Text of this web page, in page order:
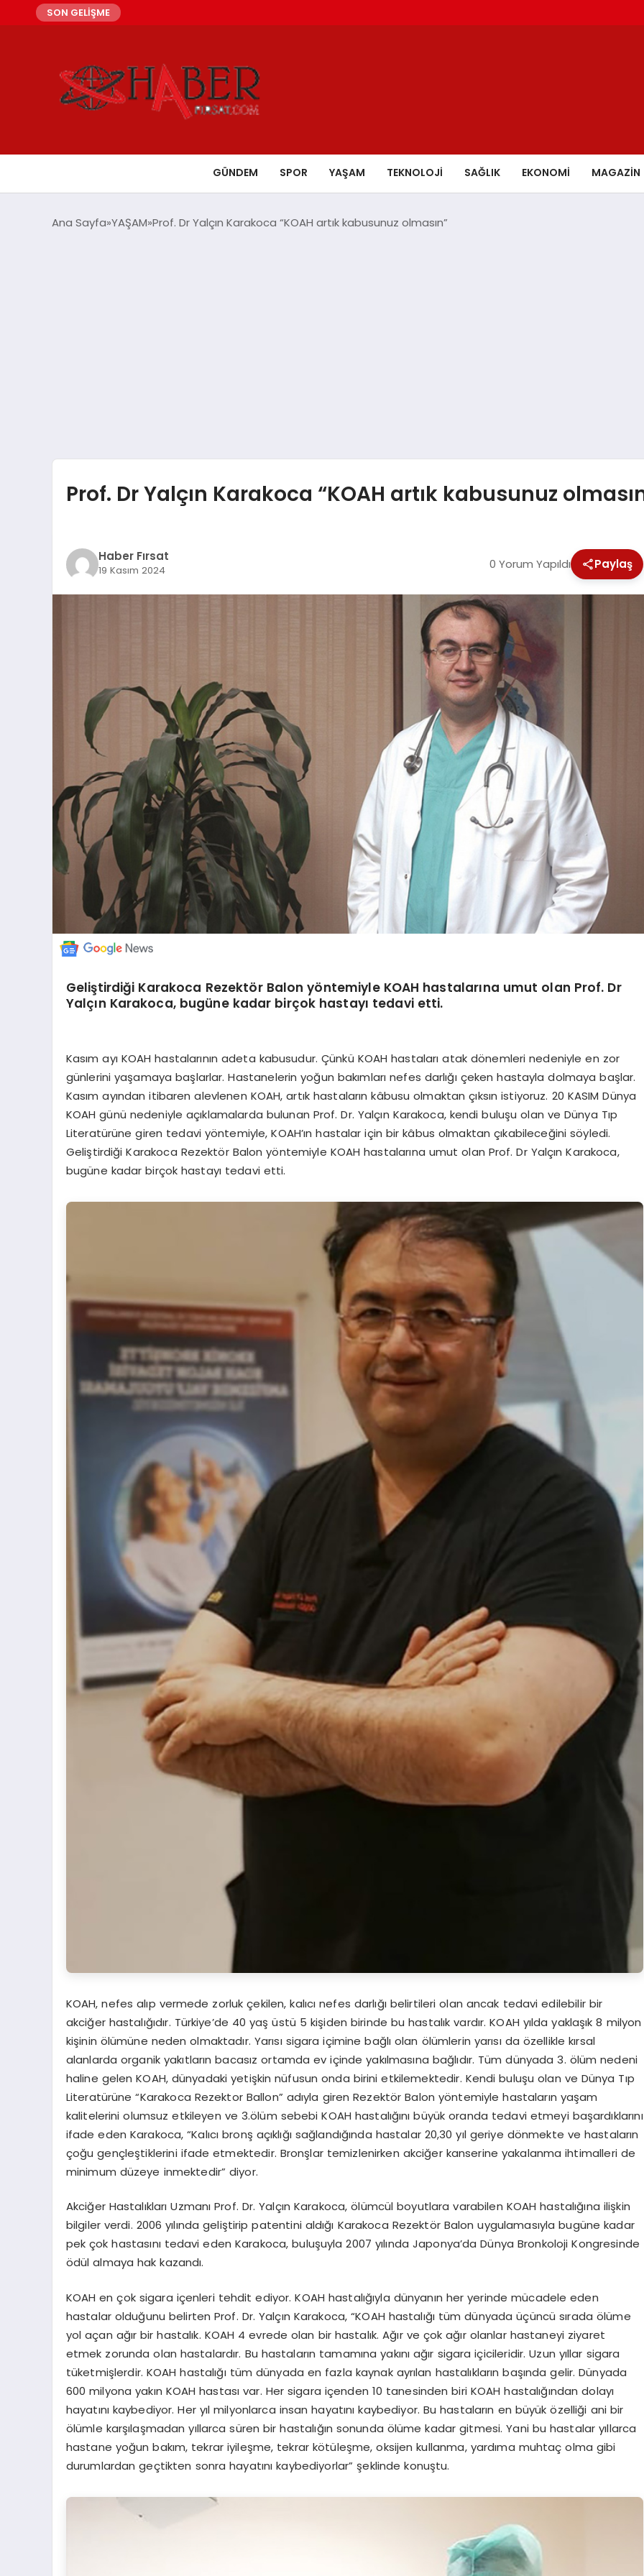
SON GELİŞME
GÜNDEM SPOR YAŞAM TEKNOLOJİ SAĞLIK EKONOMİ MAGAZİN
Ana Sayfa YAŞAM Prof. Dr Yalçın Karakoca “KOAH artık kabusunuz olmasın”
Prof. Dr Yalçın Karakoca “KOAH artık kabusunuz
Haber Fırsat
19 Kasım 2024 0 Yorum Yapıldı Paylaş
Geliştirdiği Karakoca Rezektör Balon yöntemiyle KOAH hastalarına umut olan Prof. Dr
Yalçın Karakoca, bugüne kadar birçok hastayı tedavi etti.
Kasım ayı KOAH hastalarının adeta kabusudur. Çünkü KOAH hastaları atak dönemleri nedeniyle en zor
günlerini yaşamaya başlarlar. Hastanelerin yoğun bakımları nefes darlığı çeken hastayla dolmaya başlar.
Kasım ayından itibaren alevlenen KOAH, artık hastaların kâbusu olmaktan çıksın istiyoruz. 20 KASIM Dünya
KOAH günü nedeniyle açıklamalarda bulunan Prof. Dr. Yalçın Karakoca, kendi buluşu olan ve Dünya Tıp
Literatürüne giren tedavi yöntemiyle, KOAH’ın hastalar için bir kâbus olmaktan çıkabileceğini söyledi.
Geliştirdiği Karakoca Rezektör Balon yöntemiyle KOAH hastalarına umut olan Prof. Dr Yalçın Karakoca,
bugüne kadar birçok hastayı tedavi etti.
KOAH, nefes alıp vermede zorluk çekilen, kalıcı nefes darlığı belirtileri olan ancak tedavi edilebilir bir
akciğer hastalığıdır. Türkiye’de 40 yaş üstü 5 kişiden birinde bu hastalık vardır. KOAH yılda yaklaşık 8 milyon
kişinin ölümüne neden olmaktadır. Yarısı sigara içimine bağlı olan ölümlerin yarısı da özellikle kırsal
alanlarda organik yakıtların bacasız ortamda ev içinde yakılmasına bağlıdır. Tüm dünyada 3. ölüm nedeni
haline gelen KOAH, dünyadaki yetişkin nüfusun onda birini etkilemektedir. Kendi buluşu olan ve Dünya Tıp
Literatürüne “Karakoca Rezektor Ballon” adıyla giren Rezektör Balon yöntemiyle hastaların yaşam
kalitelerini olumsuz etkileyen ve 3.ölüm sebebi KOAH hastalığını büyük oranda tedavi etmeyi başardıklarını
ifade eden Karakoca, “Kalıcı bronş açıklığı sağlandığında hastalar 20,30 yıl geriye dönmekte ve hastaların
çoğu gençleştiklerini ifade etmektedir. Bronşlar temizlenirken akciğer kanserine yakalanma ihtimalleri de
minimum düzeye inmektedir” diyor.
Akciğer Hastalıkları Uzmanı Prof. Dr. Yalçın Karakoca, ölümcül boyutlara varabilen KOAH hastalığına ilişkin
bilgiler verdi. 2006 yılında geliştirip patentini aldığı Karakoca Rezektör Balon uygulamasıyla bugüne kadar
pek çok hastasını tedavi eden Karakoca, buluşuyla 2007 yılında Japonya’da Dünya Bronkoloji Kongresinde
ödül almaya hak kazandı.
KOAH en çok sigara içenleri tehdit ediyor. KOAH hastalığıyla dünyanın her yerinde mücadele eden
hastalar olduğunu belirten Prof. Dr. Yalçın Karakoca, “KOAH hastalığı tüm dünyada üçüncü sırada ölüme
yol açan ağır bir hastalık. KOAH 4 evrede olan bir hastalık. Ağır ve çok ağır olanlar hastaneyi ziyaret
etmek zorunda olan hastalardır. Bu hastaların tamamına yakını ağır sigara içicileridir. Uzun yıllar sigara
tüketmişlerdir. KOAH hastalığı tüm dünyada en fazla kaynak ayrılan hastalıkların başında gelir. Dünyada
600 milyona yakın KOAH hastası var. Her sigara içenden 10 tanesinden biri KOAH hastalığından dolayı
hayatını kaybediyor. Her yıl milyonlarca insan hayatını kaybediyor. Bu hastaların en büyük özelliği ani bir
ölümle karşılaşmadan yıllarca süren bir hastalığın sonunda ölüme kadar gitmesi. Yani bu hastalar yıllarca
hastane yoğun bakım, tekrar iyileşme, tekrar kötüleşme, oksijen kullanma, yardıma muhtaç olma gibi
durumlardan geçtikten sonra hayatını kaybediyorlar” şeklinde konuştu.